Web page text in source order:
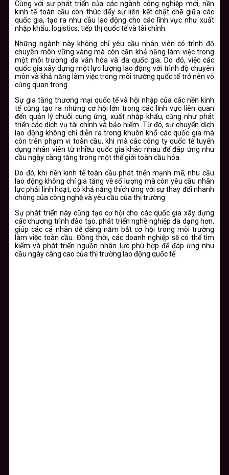
Cùng với sự phát triển của các ngành công nghiệp mới, nền
kinh tế toàn cầu còn thúc đẩy sự liên kết chặt chẽ giữa các
quốc gia, tạo ra nhu cầu lao động cho các lĩnh vực như xuất
nhập khẩu, logistics, tiếp thị quốc tế và tài chính.
Những ngành này không chỉ yêu cầu nhân viên có trình độ
chuyên môn vững vàng mà còn cần khả năng làm việc trong
một môi trường đa văn hóa và đa quốc gia. Do đó, việc các
quốc gia xây dựng một lực lượng lao động với trình độ chuyên
môn và khả năng làm việc trong môi trường quốc tế trở nên vô
cùng quan trọng.
Sự gia tăng thương mại quốc tế và hội nhập của các nền kinh
tế cũng tạo ra những cơ hội lớn trong các lĩnh vực liên quan
đến quản lý chuỗi cung ứng, xuất nhập khẩu, cũng như phát
triển các dịch vụ tài chính và bảo hiểm. Từ đó, sự chuyển dịch
lao động không chỉ diễn ra trong khuôn khổ các quốc gia mà
còn trên phạm vi toàn cầu, khi mà các công ty quốc tế tuyển
dụng nhân viên từ nhiều quốc gia khác nhau để đáp ứng nhu
cầu ngày càng tăng trong một thế giới toàn cầu hóa.
Do đó, khi nền kinh tế toàn cầu phát triển mạnh mẽ, nhu cầu
lao động không chỉ gia tăng về số lượng mà còn yêu cầu nhân
lực phải linh hoạt, có khả năng thích ứng với sự thay đổi nhanh
chóng của công nghệ và yêu cầu của thị trường.
Sự phát triển này cũng tạo cơ hội cho các quốc gia xây dựng
các chương trình đào tạo, phát triển nghề nghiệp đa dạng hơn,
giúp các cá nhân dễ dàng nắm bắt cơ hội trong môi trường
làm việc toàn cầu. Đồng thời, các doanh nghiệp sẽ có thể tìm
kiếm và phát triển nguồn nhân lực phù hợp để đáp ứng nhu
cầu ngày càng cao của thị trường lao động quốc tế.